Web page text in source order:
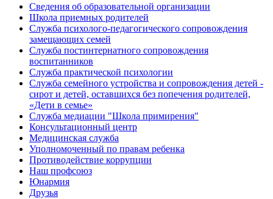
Сведения об образовательной организации
Школа приемных родителей
Служба психолого-педагогического сопровождения
замещающих семей
Cлужба постинтернатного сопровождения
воспитанников
Служба практической психологии
Служба семейного устройства и сопровождения детей -
сирот и детей, оставшихся без попечения родителей,
«Дети в семье»
Служба медиации "Школа примирения"
Консультационный центр
Медицинская служба
Уполномоченный по правам ребенка
Противодействие коррупции
Наш профсоюз
Юнармия
Друзья